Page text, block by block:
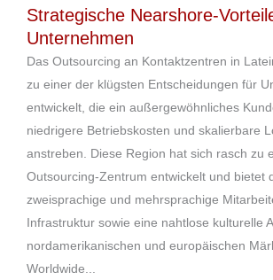
Strategische Nearshore-
Unternehmen
Das Outsourcing an Kontaktzentren in
zu einer der klügsten Entscheidungen für
entwickelt, die ein außergewöhnliches
niedrigere Betriebskosten und skalierbare
anstreben. Diese Region hat sich rasch zu
Outsourcing-Zentrum entwickelt und bietet
zweisprachige und mehrsprachige
Infrastruktur sowie eine nahtlose kulturelle
nordamerikanischen und europäischen
Worldwide...